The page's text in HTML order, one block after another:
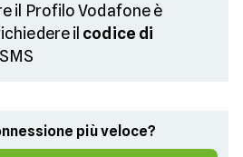
il Profilo Vodafone è
il codice di
più veloce?